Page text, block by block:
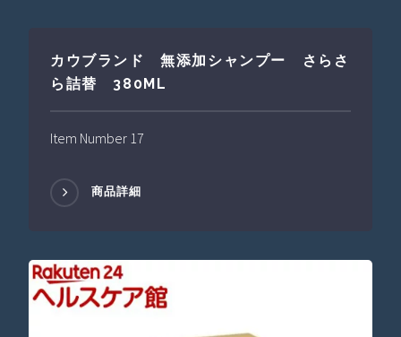
カウブランド 無添加シャンプー さらさ
ら詰替 380ML
Item Number 17
商品詳細